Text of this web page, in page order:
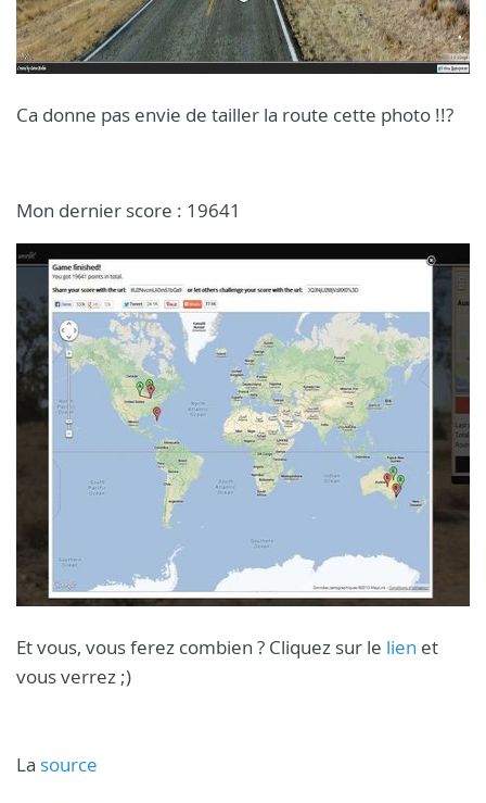
Ca donne pas envie de tailler la route cette photo !!?
Mon dernier score : 19641
Et vous, vous ferez combien ? Cliquez sur le lien et
vous verrez ;)
La source